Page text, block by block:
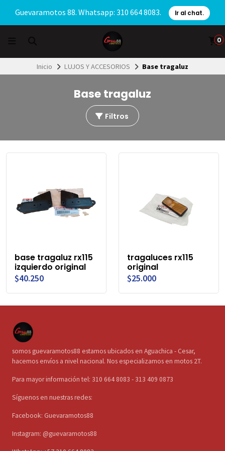
Guevaramotos 88. Whatsapp: 310 664 8083. Ir al chat.
0
Inicio LUJOS Y ACCESORIOS Base tragaluz
Base tragaluz
Filtros
base tragaluz rx115
izquierdo original
$40.250
tragaluces rx115
original
$25.000
somos guevaramotos88 estamos ubicados en Aguachica - Cesar,
hacemos envíos a nivel nacional. Nos especializamos en motos 2T.
Para mayor información tel: 310 664 8083 - 313 409 0873
Síguenos en nuestras redes:
Facebook: Guevaramotos88
Instagram: @guevaramotos88